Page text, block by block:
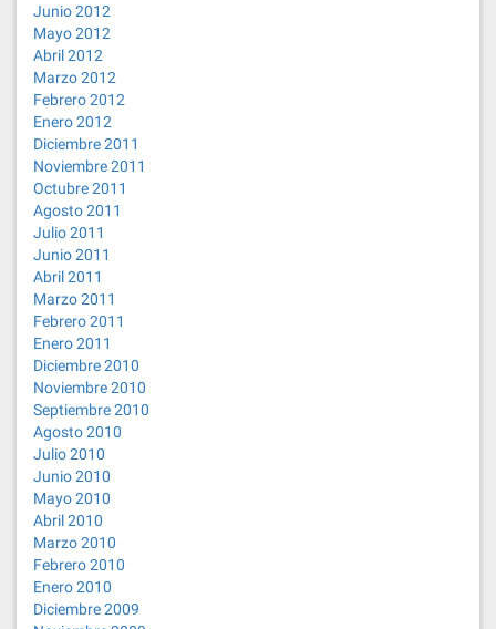
Junio 2012
Mayo 2012
Abril 2012
Marzo 2012
Febrero 2012
Enero 2012
Diciembre 2011
Noviembre 2011
Octubre 2011
Agosto 2011
Julio 2011
Junio 2011
Abril 2011
Marzo 2011
Febrero 2011
Enero 2011
Diciembre 2010
Noviembre 2010
Septiembre 2010
Agosto 2010
Julio 2010
Junio 2010
Mayo 2010
Abril 2010
Marzo 2010
Febrero 2010
Enero 2010
Diciembre 2009